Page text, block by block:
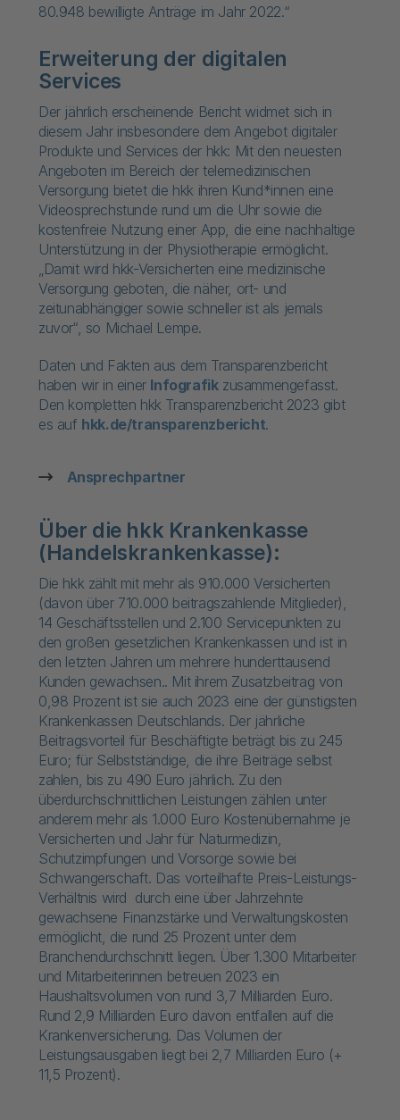
80.948 bewilligte Anträge im Jahr 2022.“
Erweiterung der digitalen
Services
Der jährlich erscheinende Bericht widmet sich in
diesem Jahr insbesondere dem Angebot digitaler
Produkte und Services der hkk: Mit den neuesten
Angeboten im Bereich der telemedizinischen
Versorgung bietet die hkk ihren Kund*innen eine
Videosprechstunde rund um die Uhr sowie die
kostenfreie Nutzung einer App, die eine nachhaltige
Unterstützung in der Physiotherapie ermöglicht.
„Damit wird hkk-Versicherten eine medizinische
Versorgung geboten, die näher, ort- und
zeitunabhängiger sowie schneller ist als jemals
zuvor“, so Michael Lempe.
Daten und Fakten aus dem Transparenzbericht
haben wir in einer Infografikzusammengefasst.
Den kompletten hkk Transparenzbericht 2023 gibt
es auf hkk.de/transparenzbericht.
Ansprechpartner
Über die hkk Krankenkasse
(Handelskrankenkasse):
Die hkk zählt mit mehr als 910.000 Versicherten
(davon über 710.000 beitragszahlende Mitglieder),
14 Geschäftsstellen und 2.100 Servicepunkten zu
den großen gesetzlichen Krankenkassen und ist in
den letzten Jahren um mehrere hunderttausend
Kunden gewachsen.. Mit ihrem Zusatzbeitrag von
0,98 Prozent ist sie auch 2023 eine der günstigsten
Krankenkassen Deutschlands. Der jährliche
Beitragsvorteil für Beschäftigte beträgt bis zu 245
Euro; für Selbstständige, die ihre Beiträge selbst
zahlen, bis zu 490 Euro jährlich. Zu den
überdurchschnittlichen Leistungen zählen unter
anderem mehr als 1.000 Euro Kostenübernahme je
Versicherte​n und Jahr für Naturmedizin,
Schutzimpfungen und Vorsorge sowie bei
Schwangerschaft. Das vorteilhafte Preis-Leistungs-
Verhältnis wird durch eine über Jahrzehnte
gewachsene Finanzstärke und Verwaltungskosten
ermöglicht, die rund 25 Prozent unter dem
Branchendurchschnitt liegen. Über 1.300 Mitarbeiter
und Mitarbeiterinnen betreuen 2023 ein
Haushaltsvolumen von rund 3,7 Milliarden Euro.
Rund 2,9 Milliarden Euro davon entfallen auf die
Krankenversicherung. Das Volumen der
Leistungsausgaben liegt bei 2,7 Milliarden Euro (+
11,5 Prozent).